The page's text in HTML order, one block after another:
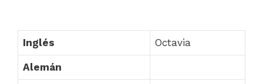
Inglés Octavia
Alemán